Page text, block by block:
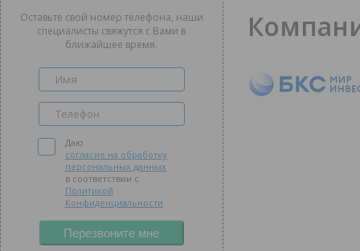
Оставьте свой номер телефона, наши
специалисты свяжутся с Вами в
ближайшее время.
Даю
согласие на обработку
персональных данных
в соответствии с
Политикой
Конфиденциальности
Перезвоните мне